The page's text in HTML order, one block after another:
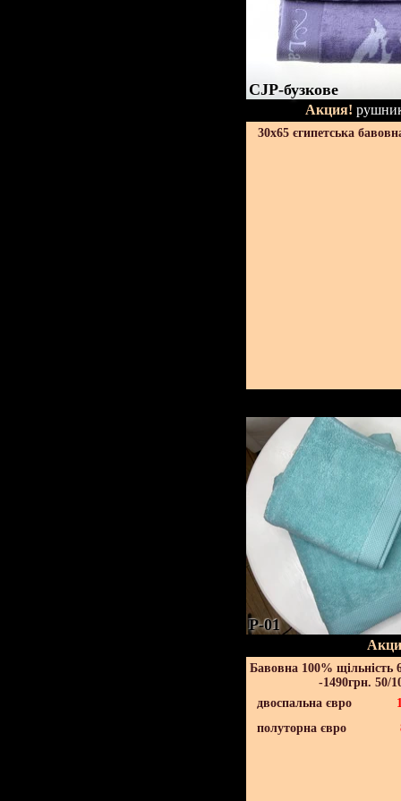
CJP-бузкове
Акция!
30х65 єгипетська
P-01
Бавовна 100% щільність
-1490грн. 50/
двоспальна євро
полуторна євро